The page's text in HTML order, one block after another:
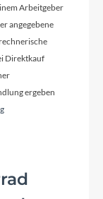
Arbeitgeber
angegebene
Direktkauf
ergeben